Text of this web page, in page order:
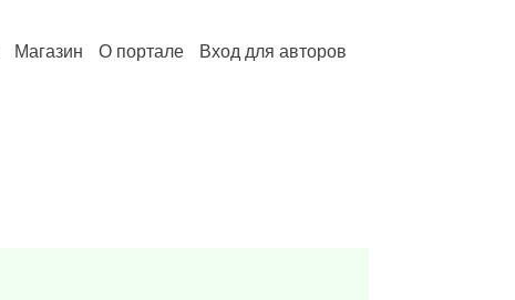
Магазин О портале Вход для авторов